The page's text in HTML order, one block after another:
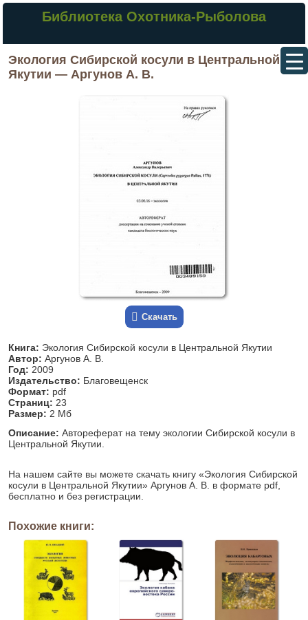
Библиотека Охотника-Рыболова
Экология Сибирской косули в Центральной
Якутии — Аргунов А. В.
Скачать
Книга: Экология Сибирской косули в Центральной Якутии
Автор: Аргунов А. В.
Год: 2009
Издательство: Благовещенск
Формат: pdf
Страниц: 23
Размер: 2 Мб
Описание: Автореферат на тему экологии Сибирской косули в
Центральной Якутии.
На нашем сайте вы можете скачать книгу «Экология Сибирской
косули в Центральной Якутии» Аргунов А. В. в формате pdf,
бесплатно и без регистрации.
Похожие книги: